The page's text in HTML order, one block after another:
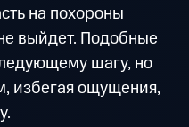
на похороны
выйдет. Подобные
шагу, но
избегая ощущения,